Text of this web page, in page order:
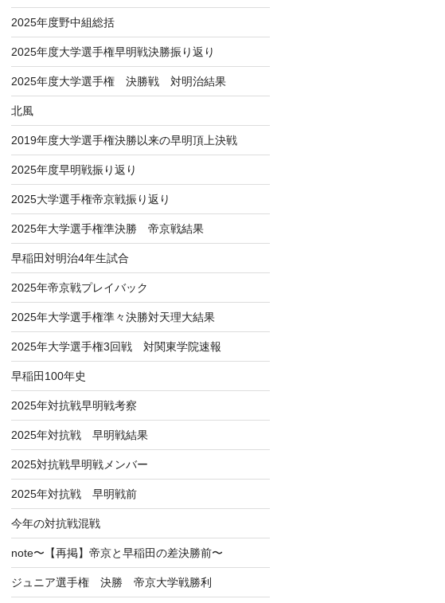
2025年度野中組総括
2025年度大学選手権早明戦決勝振り返り
2025年度大学選手権 決勝戦 対明治結果
北風
2019年度大学選手権決勝以来の早明頂上決戦
2025年度早明戦振り返り
2025大学選手権帝京戦振り返り
2025年大学選手権準決勝 帝京戦結果
早稲田対明治4年生試合
2025年帝京戦プレイバック
2025年大学選手権準々決勝対天理大結果
2025年大学選手権3回戦 対関東学院速報
早稲田100年史
2025年対抗戦早明戦考察
2025年対抗戦 早明戦結果
2025対抗戦早明戦メンバー
2025年対抗戦 早明戦前
今年の対抗戦混戦
note〜【再掲】帝京と早稲田の差決勝前〜
ジュニア選手権 決勝 帝京大学戦勝利